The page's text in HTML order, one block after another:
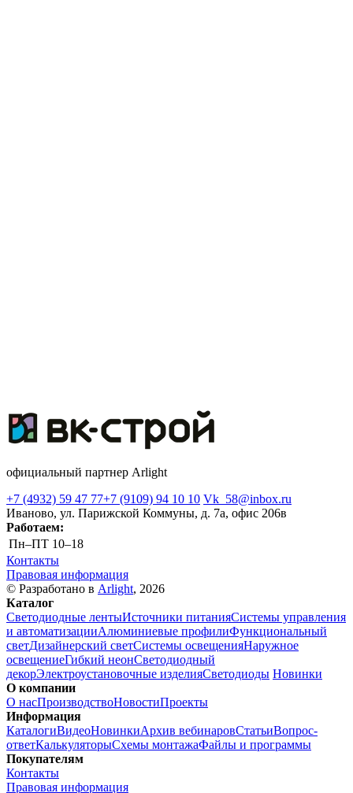
официальный партнер Arlight
+7 (4932) 59 47 77+7 (9109) 94 10 10 Vk_58@inbox.ru
Иваново, ул. Парижской Коммуны, д. 7а, офис 206в
Работаем:
Пн–ПТ 10–18
Контакты
Правовая информация
© Разработано в Arlight, 2026
Каталог
Светодиодные лентыИсточники питанияСистемы управления
и автоматизацииАлюминиевые профилиФункциональный
светДизайнерский светСистемы освещенияНаружное
освещениеГибкий неонСветодиодный
декорЭлектроустановочные изделияСветодиоды Новинки
О компании
О насПроизводствоНовостиПроекты
Информация
КаталогиВидеоНовинкиАрхив вебинаровСтатьиВопрос-
ответКалькуляторыСхемы монтажаФайлы и программы
Покупателям
Контакты
Правовая информация